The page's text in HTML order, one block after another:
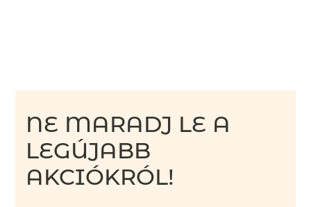
NE MARADJ LE A
LEGÚJABB
AKCIÓKRÓL!